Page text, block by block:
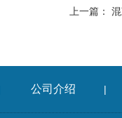
上一篇：
公司介绍 |